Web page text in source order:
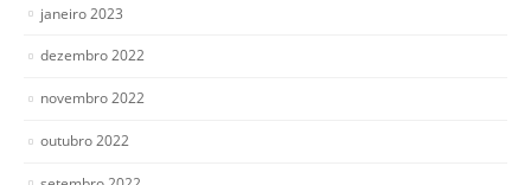
janeiro 2023
dezembro 2022
novembro 2022
outubro 2022